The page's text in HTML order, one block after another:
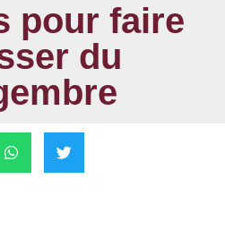
pour faire
du